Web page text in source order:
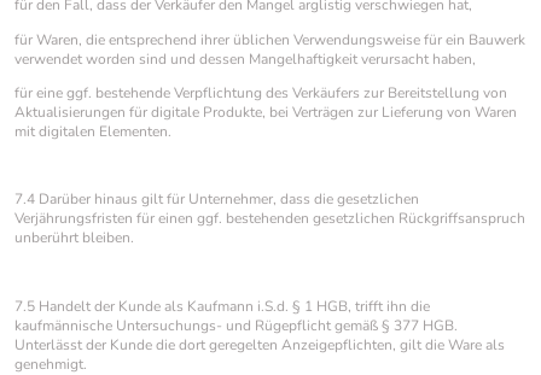
für den Fall, dass der Verkäufer den Mangel arglistig verschwiegen hat,
für Waren, die entsprechend ihrer üblichen Verwendungsweise für ein Bauwerk
verwendet worden sind und dessen Mangelhaftigkeit verursacht haben,
für eine ggf. bestehende Verpflichtung des Verkäufers zur Bereitstellung von
Aktualisierungen für digitale Produkte, bei Verträgen zur Lieferung von Waren
mit digitalen Elementen.
7.4 Darüber hinaus gilt für Unternehmer, dass die gesetzlichen
Verjährungsfristen für einen ggf. bestehenden gesetzlichen Rückgriffsanspruch
unberührt bleiben.
7.5 Handelt der Kunde als Kaufmann i.S.d. § 1 HGB, trifft ihn die
kaufmännische Untersuchungs- und Rügepflicht gemäß § 377 HGB.
Unterlässt der Kunde die dort geregelten Anzeigepflichten, gilt die Ware als
genehmigt.